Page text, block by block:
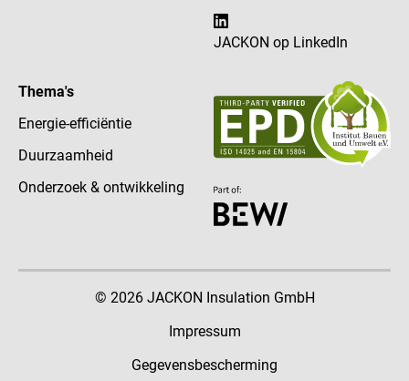
JACKON op LinkedIn
Thema's
Energie-efficiëntie
Duurzaamheid
Onderzoek & ontwikkeling
© 2026 JACKON Insulation GmbH
Impressum
Gegevensbescherming